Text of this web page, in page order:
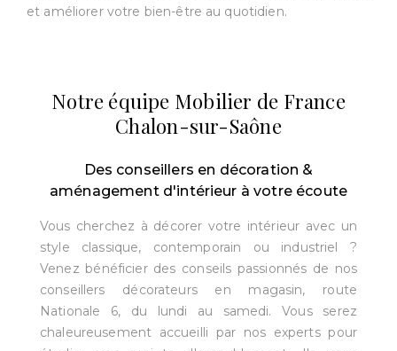
et améliorer votre bien-être au quotidien.
Notre équipe Mobilier de France
Chalon-sur-Saône
Des conseillers en décoration &
aménagement d'intérieur à votre écoute
Vous cherchez à décorer votre intérieur avec un
style classique, contemporain ou industriel ?
Venez bénéficier des conseils passionnés de nos
conseillers décorateurs en magasin, route
Nationale 6, du lundi au samedi. Vous serez
chaleureusement accueilli par nos experts pour